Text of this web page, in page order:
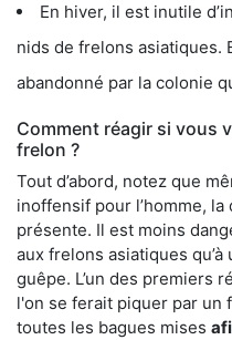
En hiver, il est inutile
nids de frelons asiatiques.
abandonné par la colonie
Comment réagir si vous
frelon ?
Tout d’abord, notez que
inoffensif pour l’homme,
présente. Il est moins
aux frelons asiatiques
guêpe. L’un des premiers
l'on se ferait piquer par un
toutes les bagues mises